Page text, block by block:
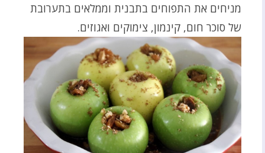
מניחים את התפוחים בתבנית וממלאים בתערובת
של סוכר חום, קינמון, צימוקים ואגוזים.